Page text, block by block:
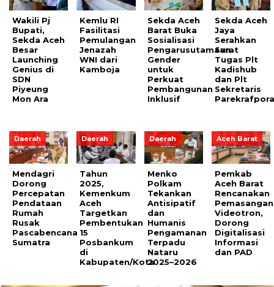
Wakili Pj
Bupati,
Sekda Aceh
Besar
Launching
Genius di
SDN
Piyeung
Mon Ara
Kemlu RI
Fasilitasi
Pemulangan
Jenazah
WNI dari
Kamboja
Sekda Aceh
Barat Buka
Sosialisasi
Pengarusutamaan
Gender
untuk
Perkuat
Pembangunan
Inklusif
Sekda Aceh
Jaya
Serahkan
Surat
Tugas Plt
Kadishub
dan Plt
Sekretaris
Daerah
Mendagri
Dorong
Percepatan
Pendataan
Rumah
Rusak
Pascabencana
Sumatra
Daerah
Tahun
2025,
Kemenkum
Aceh
Targetkan
Pembentukan
15
Posbankum
di
Kabupaten/Kota
Daerah
Menko
Polkam
Tekankan
Antisipatif
dan
Humanis
Pengamanan
Terpadu
Nataru
2025–2026
Aceh Barat
Pemkab
Aceh Barat
Rencanakan
Pemasangan
Videotron,
Dorong
Digitalisasi
Informasi
dan PAD